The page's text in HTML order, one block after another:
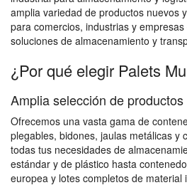
amplia variedad de productos nuevos
para comercios, industrias y
soluciones de almacenamiento y
¿Por qué elegir Palets
Amplia selección de
Ofrecemos una vasta gama de
plegables, bidones, jaulas metálicas y
todas tus necesidades de
estándar y de plástico hasta
europea y lotes completos de material